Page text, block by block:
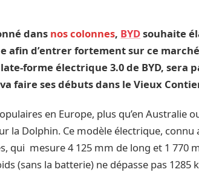
dans nos colonnes, BYDsouhaite
afin d’entrer fortement sur ce
forme électrique 3.0 de BYD, sera
faire ses débuts dans le Vieux
en Europe, plus qu’en Australie
la Dolphin. Ce modèle électrique, connu
qui mesure 4 125 mm de long et 1 770
(sans la batterie) ne dépasse pas 1285